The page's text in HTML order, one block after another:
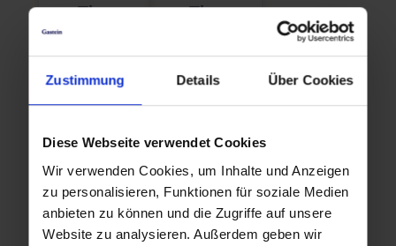
Zustimmung Details Über Cookies
Diese Webseite verwendet Cookies
Wir verwenden Cookies, um Inhalte und Anzeigen
zu personalisieren, Funktionen für soziale Medien
anbieten zu können und die Zugriffe auf unsere
Website zu analysieren. Außerdem geben wir
Thu
13.08.2026
Thu
Thu,
27.08.2026
10:00
Thu,
03.09.2026
10:00